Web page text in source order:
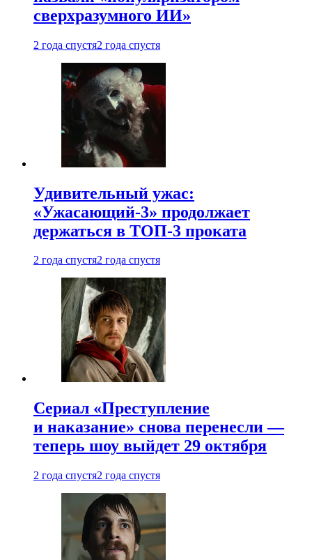
сверхразумного ИИ»
2 года спустя2 года спустя
Удивительный ужас:
«Ужасающий-3» продолжает
держаться в ТОП-3 проката
2 года спустя2 года спустя
Сериал «Преступление
и наказание» снова перенесли —
теперь шоу выйдет 29 октября
2 года спустя2 года спустя